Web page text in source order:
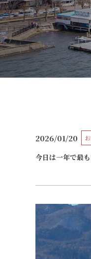
今日は一年で最も
公開日
2026/01/20
カテゴリー